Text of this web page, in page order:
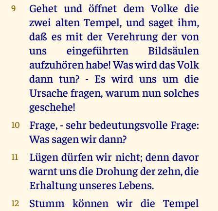
9
Gehet und öffnet dem Volke die
zwei alten Tempel, und saget ihm,
daß es mit der Verehrung der von
uns eingeführten Bildsäulen
aufzuhören habe! Was wird das Volk
dann tun? - Es wird uns um die
Ursache fragen, warum nun solches
geschehe!
10
Frage, - sehr bedeutungsvolle Frage:
Was sagen wir dann?
11
Lügen dürfen wir nicht; denn davor
warnt uns die Drohung der zehn, die
Erhaltung unseres Lebens.
12
Stumm können wir die Tempel